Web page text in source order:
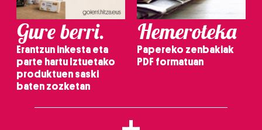
Gure berri.
Erantzun inkesta eta
parte hartu Iztuetako
produktuen saski
baten zozketan
Hemeroteka
Papereko zenbakiak
PDF formatuan